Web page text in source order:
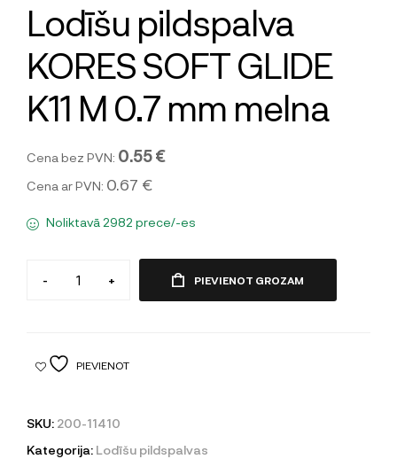
Lodīšu pildspalva
KORES SOFT GLIDE
K11 M 0.7 mm melna
Cena bez PVN: 0.55 €
Cena ar PVN: 0.67 €
Noliktavā 2982 prece/-es
- + PIEVIENOT GROZAM
PIEVIENOT
SKU: 200-11410
Kategorija: Lodīšu pildspalvas